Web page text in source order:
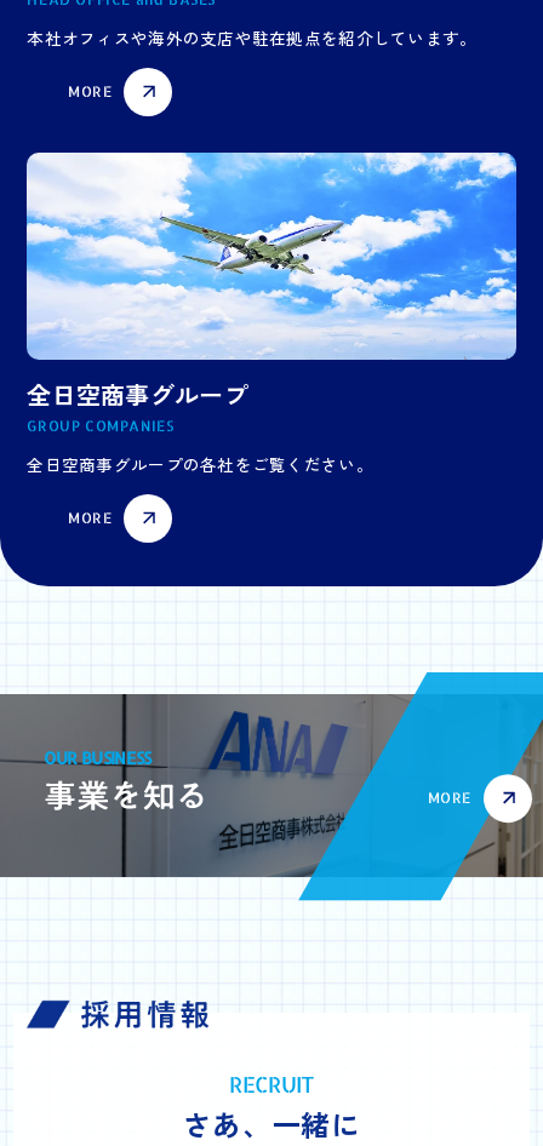
本社オフィスや海外の支店や駐在拠点を紹介しています。
MORE
全日空商事グループ
GROUP COMPANIES
全日空商事グループの各社をご覧ください。
MORE
OUR BUSINESS
MORE
RECRUIT
さあ、一緒に